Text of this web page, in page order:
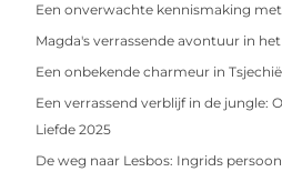
Een onverwachte kennismaking
Magda's verrassende avontuur in
Een onbekende charmeur in Tsjechië
Een verrassend verblijf in de jungle:
Liefde 2025
De weg naar Lesbos: Ingrids